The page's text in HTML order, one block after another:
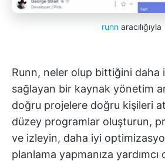
runn aracılığıyla
Runn, neler olup bittiğini daha
sağlayan bir kaynak yönetim
doğru projelere doğru kişileri
düzey programlar oluşturun,
ve izleyin, daha iyi
planlama yapmanıza yardımcı